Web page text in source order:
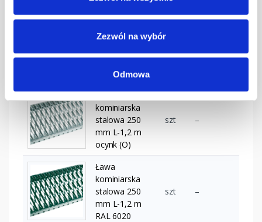
Zezwól na wybór
Odmowa
Ława
kominiarska
mm L-1,2 m
kasztanowa
Ława
kominiarska
stalowa 250
mm L-1,2 m
ocynk (O)
szt –
Ława
kominiarska
stalowa 250
mm L-1,2 m
RAL 6020
szt –